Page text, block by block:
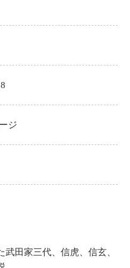
ジ
田家三代、信虎、信玄、